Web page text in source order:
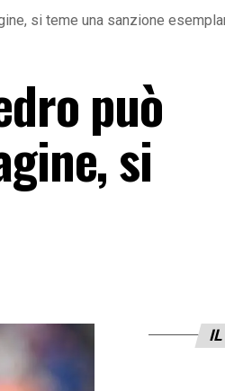
si teme una sanzione
può
si
IL